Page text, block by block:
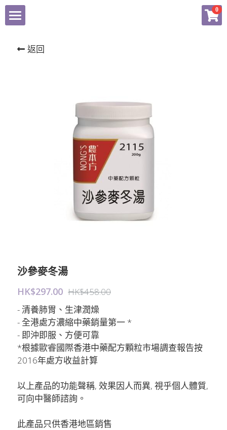
0
返回
沙參麥冬湯
HK$297.00 HK$458.00
- 清養肺胃、生津潤燥
- 全港處方濃縮中藥銷量第一 *
- 即沖即服、方便可靠
*根據歐睿國際香港中藥配方顆粒市場調查報告按
2016年處方收益計算
以上產品的功能聲稱, 效果因人而異, 視乎個人體質,
可向中醫師諮詢。
此產品只供香港地區銷售
×
揚子江